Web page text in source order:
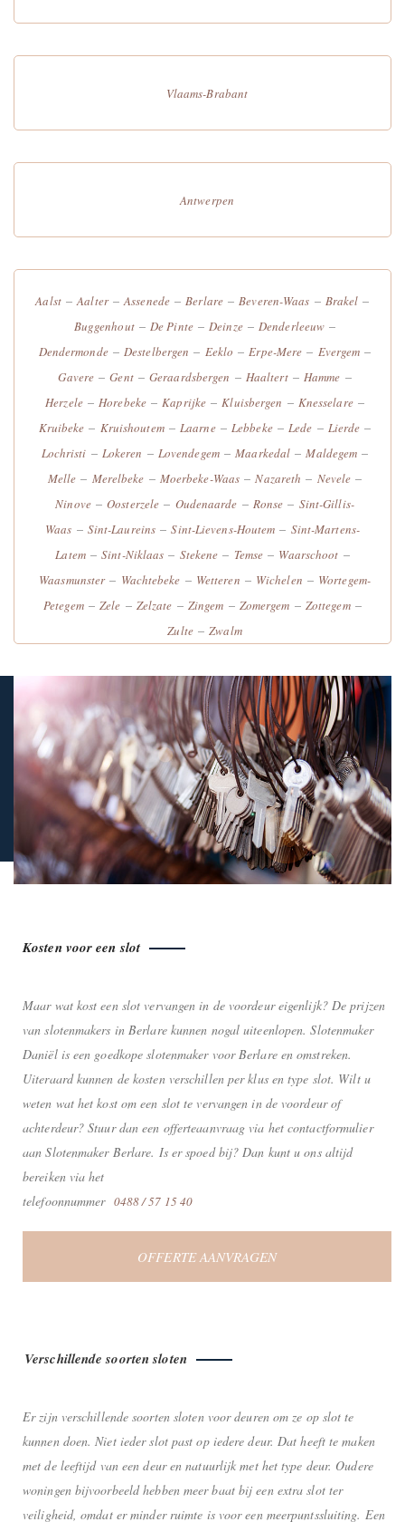
Vlaams-Brabant
Antwerpen
Aalst–Aalter–Assenede–Berlare–Beveren-Waas – Brakel –
Buggenhout–De Pinte–Deinze–Denderleeuw –
Dendermonde–Destelbergen – Eeklo –Erpe-Mere – Evergem –
Gavere –Gent–Geraardsbergen – Haaltert– Hamme –
Herzele–Horebeke–Kaprijke –Kluisbergen – Knesselare–
Kruibeke – Kruishoutem–Laarne–Lebbeke–Lede – Lierde –
Lochristi – Lokeren – Lovendegem–Maarkedal –Maldegem –
Melle – Merelbeke – Moerbeke-Waas –Nazareth – Nevele –
Ninove–Oosterzele – Oudenaarde – Ronse – Sint-Gillis-
Waas – Sint-Laureins –Sint-Lievens-Houtem – Sint-Martens-
Latem–Sint-Niklaas – Stekene – Temse – Waarschoot –
Waasmunster– Wachtebeke – Wetteren – Wichelen – Wortegem-
Petegem–Zele – Zelzate – Zingem – Zomergem – Zottegem–
Zulte–Zwalm
Kosten voor een slot
Maar wat kost een slot vervangen in de voordeur eigenlijk? De prijzen
van slotenmakers in Berlare kunnen nogal uiteenlopen. Slotenmaker
Daniël is een goedkope slotenmaker voor Berlare en omstreken.
Uiteraard kunnen de kosten verschillen per klus en type slot. Wilt u
weten wat het kost om een slot te vervangen in de voordeur of
achterdeur? Stuur dan een offerteaanvraag via het contactformulier
aan Slotenmaker Berlare. Is er spoed bij? Dan kunt u ons altijd
bereiken via het
telefoonnummer 0488 / 57 15 40
OFFERTE AANVRAGEN
Verschillende soorten sloten
Er zijn verschillende soorten sloten voor deuren om ze op slot te
kunnen doen. Niet ieder slot past op iedere deur. Dat heeft te maken
met de leeftijd van een deur en natuurlijk met het type deur. Oudere
woningen bijvoorbeeld hebben meer baat bij een extra slot ter
veiligheid, omdat er minder ruimte is voor een meerpuntssluiting. Een